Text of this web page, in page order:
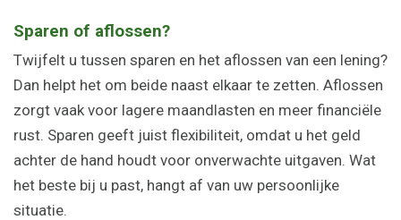
Sparen of aflossen?
Twijfelt u tussen sparen en het aflossen van een lening?
Dan helpt het om beide naast elkaar te zetten. Aflossen
zorgt vaak voor lagere maandlasten en meer financiële
rust. Sparen geeft juist flexibiliteit, omdat u het geld
achter de hand houdt voor onverwachte uitgaven. Wat
het beste bij u past, hangt af van uw persoonlijke
situatie.